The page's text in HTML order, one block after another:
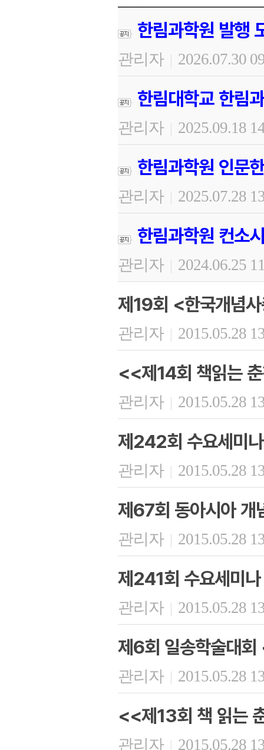
한림과학원 발행
관리자 | 2026.07.30
한림대학교 한림
관리자 | 2025.09.18
한림과학원 인문
관리자 | 2025.07.28
한림과학원 컨소
관리자 | 2024.06.25
제19회 <한국개념
관리자 | 2015.05.28
<<제14회 책읽는
관리자 | 2015.05.28
제242회 수요세미
관리자 | 2015.05.28
제67회 동아시아 개
관리자 | 2015.05.28
제241회 수요세미
관리자 | 2015.05.28
제6회 일송학술대
관리자 | 2015.05.28
<<제13회 책 읽는
관리자 | 2015.05.28